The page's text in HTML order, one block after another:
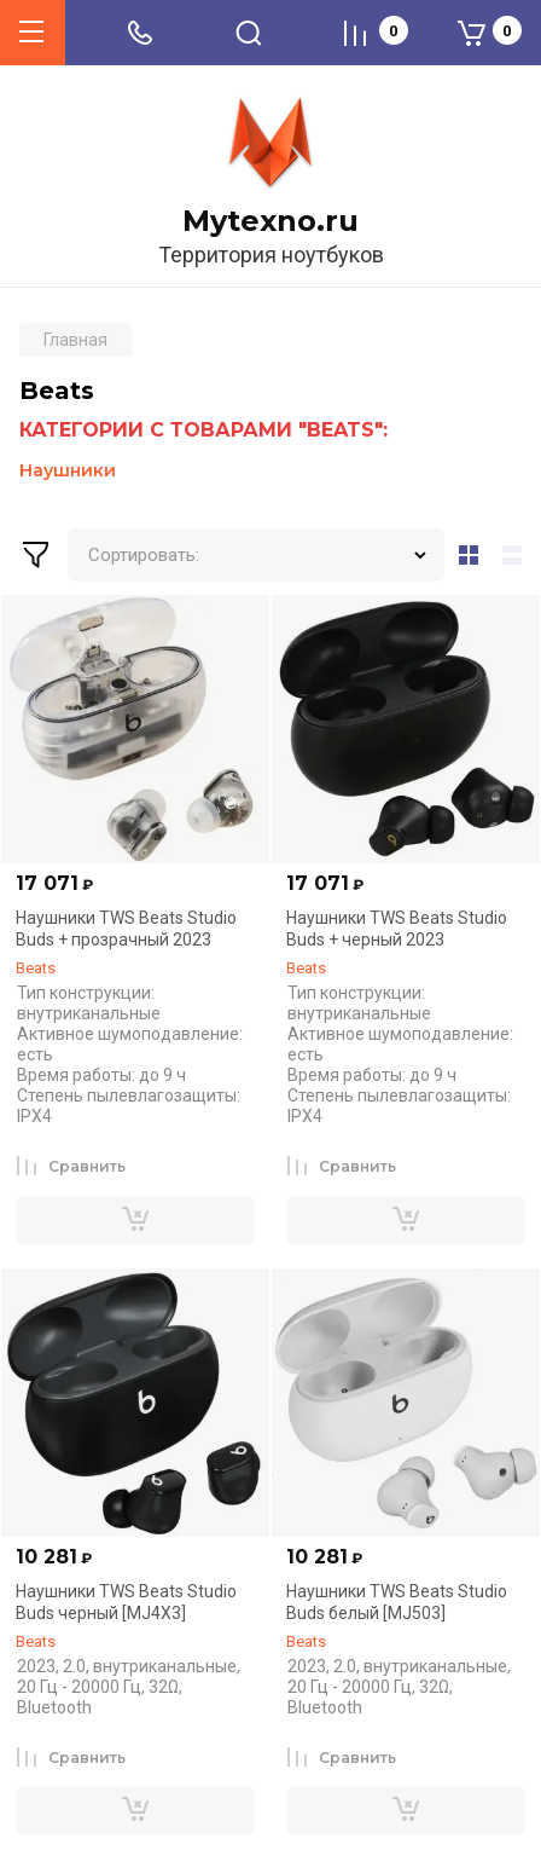
Mytexno.ru
Территория ноутбуков
0 0
Главная
Beats
КАТЕГОРИИ С ТОВАРАМИ "BEATS":
Наушники
Сортировать:
17 071 ₽
Наушники TWS Beats Studio
Buds + прозрачный 2023
Beats
Тип конструкции:
внутриканальные
Активное шумоподавление:
есть
Время работы: до 9 ч
Степень пылевлагозащиты:
IPX4
Сравнить
17 071 ₽
Наушники TWS Beats Studio
Buds + черный 2023
Beats
Тип конструкции:
внутриканальные
Активное шумоподавление:
есть
Время работы: до 9 ч
Степень пылевлагозащиты:
IPX4
Сравнить
10 281 ₽
Наушники TWS Beats Studio
Buds черный [MJ4X3]
Beats
2023, 2.0, внутриканальные,
20 Гц - 20000 Гц, 32Ω,
Bluetooth
Сравнить
10 281 ₽
Наушники TWS Beats Studio
Buds белый [MJ503]
Beats
2023, 2.0, внутриканальные,
20 Гц - 20000 Гц, 32Ω,
Bluetooth
Сравнить